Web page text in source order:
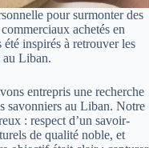
pour surmonter des
achetés en
inspirés à retrouver les
au Liban.
entrepris une recherche
savonniers au Liban. Notre
: respect d’un savoir-
de qualité noble, et